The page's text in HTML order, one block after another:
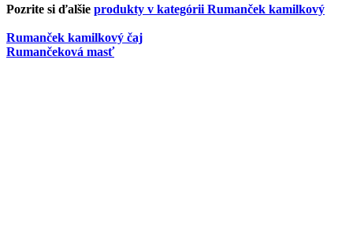
Pozrite si ďalšie produkty v kategórii Rumanček kamilkový
Rumanček kamilkový čaj
Rumančeková masť